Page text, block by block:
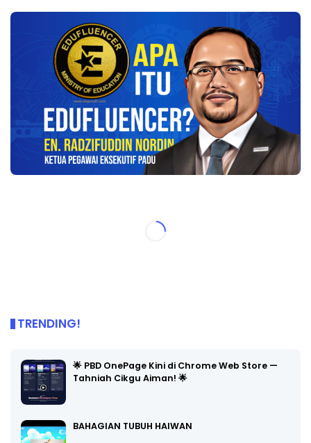
TRENDING!
🌟 PBD OnePage Kini di Chrome Web Store —
Tahniah Cikgu Aiman! 🌟
BAHAGIAN TUBUH HAIWAN